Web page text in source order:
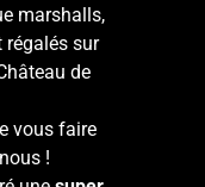
marshalls,
régalés sur
de
vous faire
!